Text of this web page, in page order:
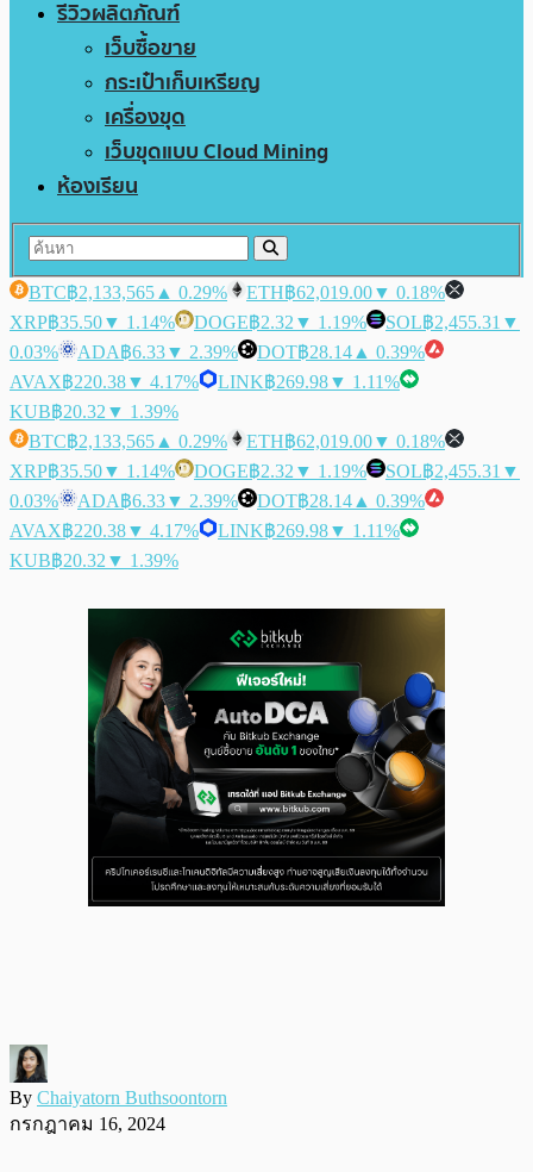
รีวิวผลิตภัณฑ์
เว็บซื้อขาย
กระเป๋าเก็บเหรียญ
เครื่องขุด
เว็บขุดแบบ Cloud Mining
ห้องเรียน
BTC฿2,133,565 ▲ 0.29% ETH฿62,019.00▼ 0.18%
XRP฿35.50▼ 1.14% DOGE฿2.32 ▼ 1.19% SOL฿2,455.31 ▼
0.03%
ADA฿6.33▼ 2.39% DOT฿28.14 ▲ 0.39%
AVAX฿220.38▼ 4.17% LINK฿269.98▼ 1.11%
KUB฿20.32 ▼ 1.39%
BTC฿2,133,565 ▲ 0.29% ETH฿62,019.00▼ 0.18%
XRP฿35.50▼ 1.14% DOGE฿2.32 ▼ 1.19% SOL฿2,455.31 ▼
0.03%
ADA฿6.33▼ 2.39% DOT฿28.14 ▲ 0.39%
AVAX฿220.38▼ 4.17% LINK฿269.98▼ 1.11%
KUB฿20.32 ▼ 1.39%
By Chaiyatorn Buthsoontorn
กรกฎาคม 16, 2024